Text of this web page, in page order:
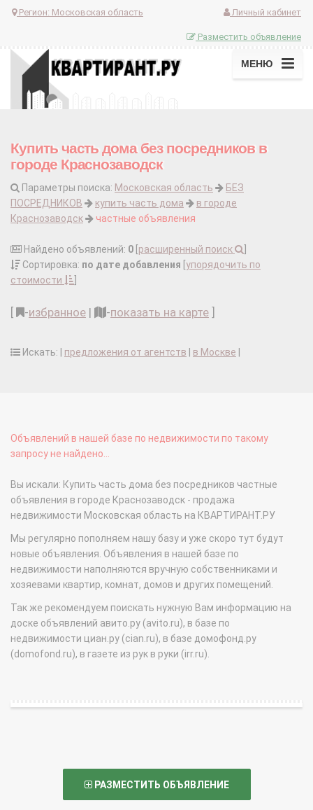
Регион: Московская область Личный кабинет
Разместить объявление
МЕНЮ
Купить часть дома без посредников в
городе Краснозаводск
Параметры поиска: Московская область
БЕЗ
ПОСРЕДНИКОВ
купить часть дома
в городе
Краснозаводск
частные объявления
Найдено объявлений: 0 расширенный поиск
Сортировка: по дате добавления упорядочить по
стоимости
-избранное | -показать на карте
Искать: | предложения от агентств в Москве
Объявлений в нашей базе по недвижимости по такому
запросу не найдено...
Вы искали: Купить часть дома без посредников частные
объявления в городе Краснозаводск - продажа
недвижимости Московская область на КВАРТИРАНТ.РУ
Мы регулярно пополняем нашу базу и уже скоро тут будут
новые объявления. Объявления в нашей базе по
недвижимости наполняются вручную собственниками и
хозяевами квартир, комнат, домов и других помещений.
Так же рекомендуем поискать нужную Вам информацию на
доске объявлений авито.ру (avito.ru), в базе по
недвижимости циан.ру (cian.ru), в базе домофонд.ру
(domofond.ru), в газете из рук в руки (irr.ru).
РАЗМЕСТИТЬ ОБЪЯВЛЕНИЕ